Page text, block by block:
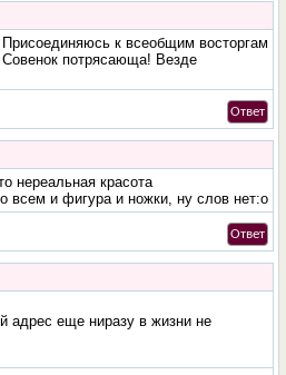
Присоединяюсь к всеобщим восторгам
Совенок потрясающа! Везде
Ответ
нереальная красота
всем и фигура и ножки, ну слов нет:o
Ответ
адрес еще ниразу в жизни не